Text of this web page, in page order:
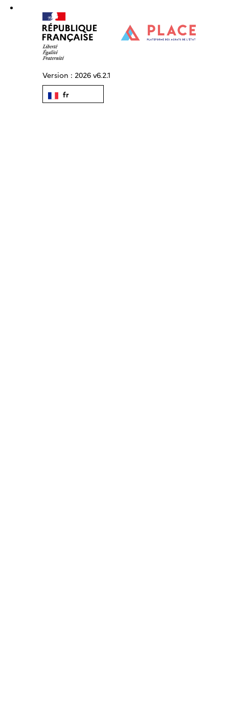
Version : 2026 v6.2.1
fr